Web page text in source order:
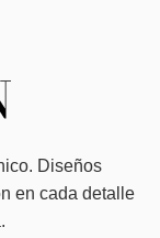
Diseños
en cada detalle